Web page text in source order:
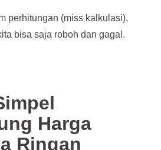
perhitungan (miss kalkulasi),
bisa saja roboh dan gagal.
Harga
Ringan